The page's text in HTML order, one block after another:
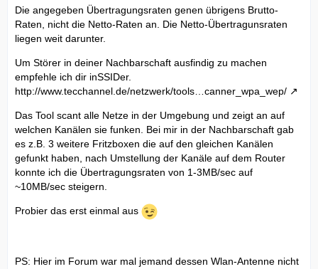
Die angegeben Übertragungsraten genen übrigens Brutto-
Raten, nicht die Netto-Raten an. Die Netto-Übertragunsraten
liegen weit darunter.
Um Störer in deiner Nachbarschaft ausfindig zu machen
empfehle ich dir inSSIDer.
http://www.tecchannel.de/netzwerk/tools…canner_wpa_wep/
Das Tool scant alle Netze in der Umgebung und zeigt an auf
welchen Kanälen sie funken. Bei mir in der Nachbarschaft gab
es z.B. 3 weitere Fritzboxen die auf den gleichen Kanälen
gefunkt haben, nach Umstellung der Kanäle auf dem Router
konnte ich die Übertragungsraten von 1-3MB/sec auf
~10MB/sec steigern.
Probier das erst einmal aus
PS: Hier im Forum war mal jemand dessen Wlan-Antenne nicht